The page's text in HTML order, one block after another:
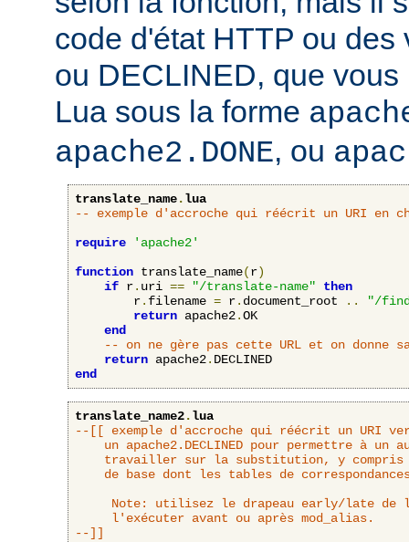
code d'état HTTP ou des
ou DECLINED, que
Lua sous la forme
apache2.DONE, ou
translate_name.lua
-- exemple d'accroche qui réécrit un URI en
require
'apache2'
function translate_name(r)
if r. uri == "/translate-name"
then
        r
. filename = r. document_root ..
"/
return apache2.OK
end
-- on ne gère pas cette URL et on donne
return apache2.
end
translate_name2.lua
--[[ exemple d'accroche qui réécrit un URI
Note: utilisez le drapeau early/late de
     l'exécuter avant ou après mod_alias.
--]]